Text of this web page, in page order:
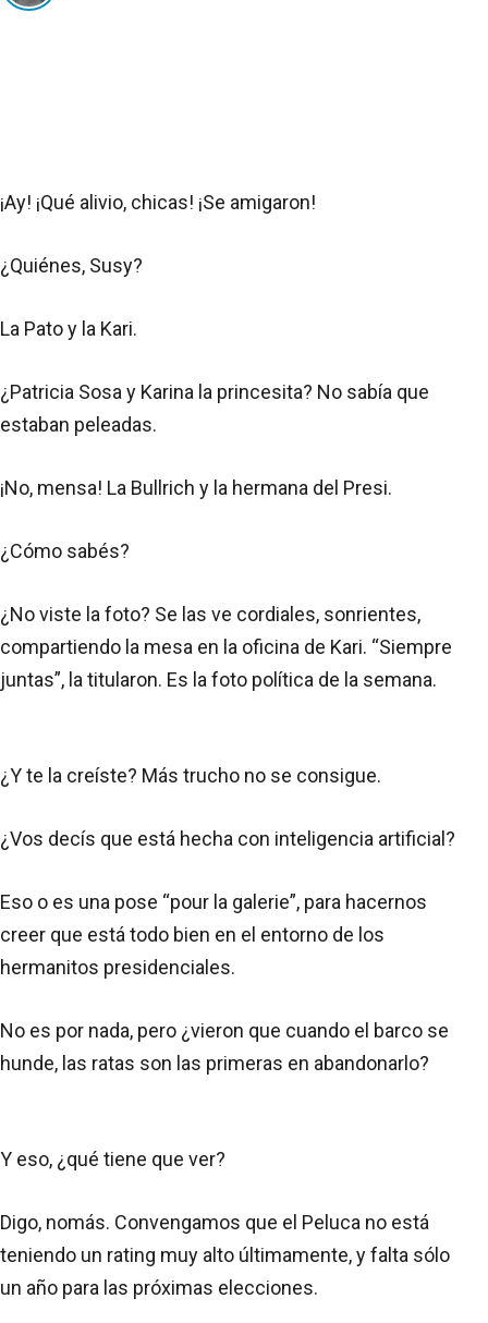
¡Ay! ¡Qué alivio, chicas! ¡Se amigaron!
¿Quiénes, Susy?
La Pato y la Kari.
¿Patricia Sosa y Karina la princesita? No sabía que
estaban peleadas.
¡No, mensa! La Bullrich y la hermana del Presi.
¿Cómo sabés?
¿No viste la foto? Se las ve cordiales, sonrientes,
compartiendo la mesa en la oficina de Kari. “Siempre
juntas”, la titularon. Es la foto política de la semana.
¿Y te la creíste? Más trucho no se consigue.
¿Vos decís que está hecha con inteligencia artificial?
Eso o es una pose “pour la galerie”, para hacernos
creer que está todo bien en el entorno de los
hermanitos presidenciales.
No es por nada, pero ¿vieron que cuando el barco se
hunde, las ratas son las primeras en abandonarlo?
Y eso, ¿qué tiene que ver?
Digo, nomás. Convengamos que el Peluca no está
teniendo un rating muy alto últimamente, y falta sólo
un año para las próximas elecciones.